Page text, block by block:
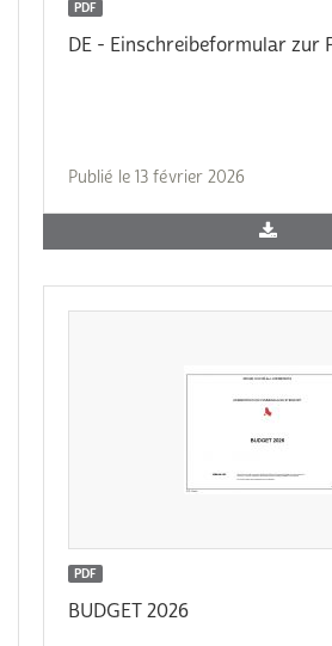
PDF
DE - Einschreibeformular zur
Publié le 13 février 2026
PDF
BUDGET 2026